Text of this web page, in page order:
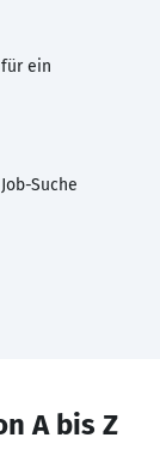
ein
Suche
A bis Z